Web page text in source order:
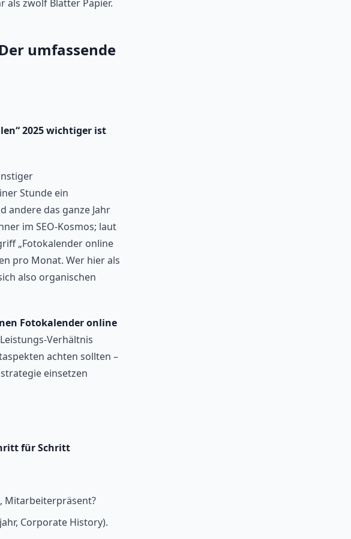
als zwölf Blätter Papier.
umfassende
2025 wichtiger ist
Stunde ein
andere das ganze Jahr
im SEO-Kosmos; laut
„Fotokalender online
pro Monat. Wer hier als
also organischen
Fotokalender online
Verhältnis
achten sollten –
einsetzen
für Schritt
Mitarbeiterpräsent?
Corporate History).